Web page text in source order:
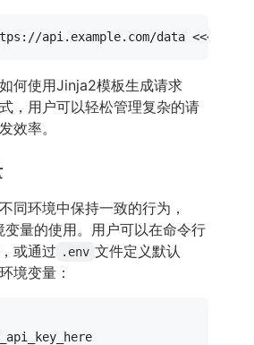
api.example.com/data <<<
何使用Jinja2模板生成请求
，用户可以轻松管理复杂的请
效率。
同环境中保持一致的行为，
变量的使用。用户可以在命令行
或通过 .env 文件定义默认
境变量：